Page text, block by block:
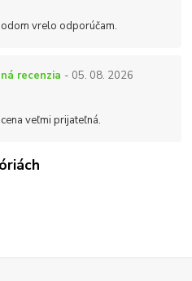
vrelo odporúčam.
recenzia - 05. 08. 2026
veľmi prijateľná.